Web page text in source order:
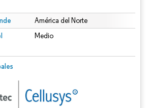
América del Norte
Medio
El uso requiere atribución según CC BY 4.0.